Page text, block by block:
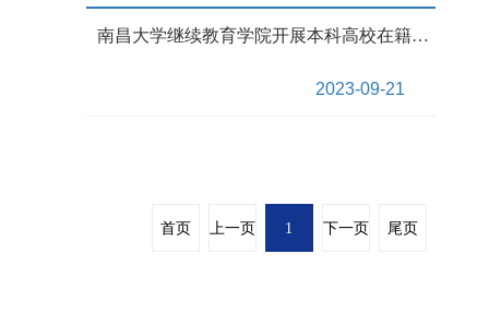
南昌大学继续教育学院开展本科高校在籍学生自考本科二学历委托课程的教学培训
2023-09-21
首页 上一页 1 下一页 尾页